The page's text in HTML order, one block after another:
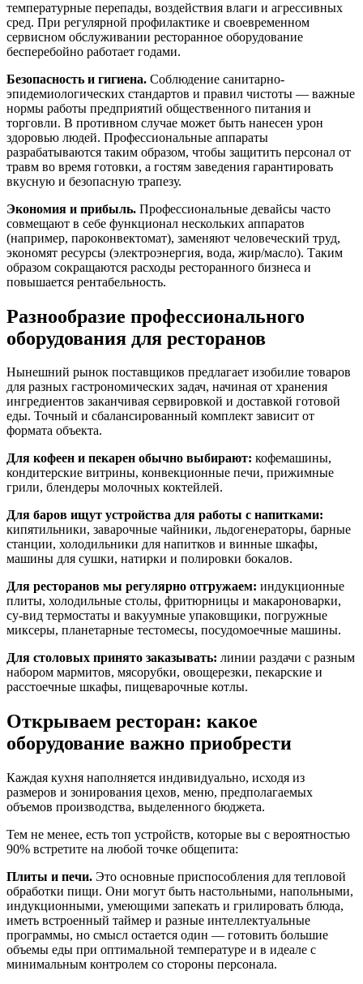
температурные перепады, воздействия влаги и агрессивных
сред. При регулярной профилактике и своевременном
сервисном обслуживании ресторанное оборудование
бесперебойно работает годами.
Безопасность и гигиена. Соблюдение санитарно-
эпидемиологических стандартов и правил чистоты — важные
нормы работы предприятий общественного питания и
торговли. В противном случае может быть нанесен урон
здоровью людей. Профессиональные аппараты
разрабатываются таким образом, чтобы защитить персонал от
травм во время готовки, а гостям заведения гарантировать
вкусную и безопасную трапезу.
Экономия и прибыль. Профессиональные девайсы часто
совмещают в себе функционал нескольких аппаратов
(например, пароконвектомат), заменяют человеческий труд,
экономят ресурсы (электроэнергия, вода, жир/масло). Таким
образом сокращаются расходы ресторанного бизнеса и
повышается рентабельность.
Разнообразие профессионального
оборудования для ресторанов
Нынешний рынок поставщиков предлагает изобилие товаров
для разных гастрономических задач, начиная от хранения
ингредиентов заканчивая сервировкой и доставкой готовой
еды. Точный и сбалансированный комплект зависит от
формата объекта.
Для кофеен и пекарен обычно выбирают: кофемашины,
кондитерские витрины, конвекционные печи, прижимные
грили, блендеры молочных коктейлей.
Для баров ищут устройства для работы с напитками:
кипятильники, заварочные чайники, льдогенераторы, барные
станции, холодильники для напитков и винные шкафы,
машины для сушки, натирки и полировки бокалов.
Для ресторанов мы регулярно отгружаем: индукционные
плиты, холодильные столы, фритюрницы и макароноварки,
су-вид термостаты и вакуумные упаковщики, погружные
миксеры, планетарные тестомесы, посудомоечные машины.
Для столовых принято заказывать: линии раздачи с разным
набором мармитов, мясорубки, овощерезки, пекарские и
расстоечные шкафы, пищеварочные котлы.
Открываем ресторан: какое
оборудование важно приобрести
Каждая кухня наполняется индивидуально, исходя из
размеров и зонирования цехов, меню, предполагаемых
объемов производства, выделенного бюджета.
Тем не менее, есть топ устройств, которые вы с вероятностью
90% встретите на любой точке общепита:
Плиты и печи. Это основные приспособления для тепловой
обработки пищи. Они могут быть настольными, напольными,
индукционными, умеющими запекать и грилировать блюда,
иметь встроенный таймер и разные интеллектуальные
программы, но смысл остается один — готовить большие
объемы еды при оптимальной температуре и в идеале с
минимальным контролем со стороны персонала.